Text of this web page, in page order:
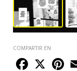
COMPARTIR EN
Facebook
X